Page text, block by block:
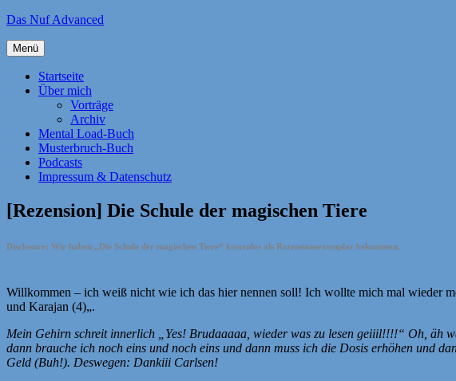
Zum
springen
Das Nuf Advanced
Menü
Startseite
Über mich
Vorträge
Archiv
Mental Load-Buch
Musterbruch-Buch
Podcasts
Impressum & Datenschutz
[Rezension] Die Schule der magischen Tiere
Disclosure: Wir haben „Die Schule der magischen Tiere“ kostenlos als Rezensionsexemplar bekommen.
Willkommen – ich weiß nicht wie ich das hier nennen soll! Ich wollte mich mal wieder
und Karajan (4)„.
Mein Gehirn schreit innerlich „Yes! Brudaaaaa, wieder was zu lesen geiiil!!!!“ Oh, äh
dann brauche ich noch eins und noch eins und dann muss ich die Dosis erhöhen und
Geld (Buh!). Deswegen: Dankiii Carlsen!